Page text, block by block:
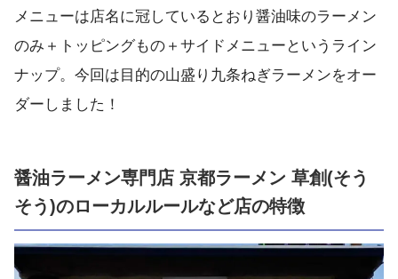
メニューは店名に冠しているとおり醤油味のラーメン
のみ＋トッピングもの＋サイドメニューというライン
ナップ。今回は目的の山盛り九条ねぎラーメンをオー
ダーしました！
醤油ラーメン専門店 京都ラーメン 草創(そう
そう)のローカルルールなど店の特徴